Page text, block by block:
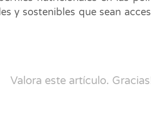
y sostenibles que sean
Valora este artículo.